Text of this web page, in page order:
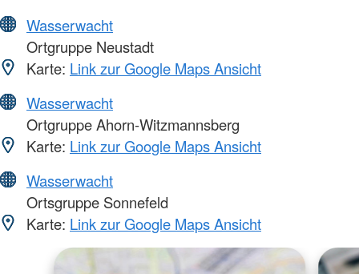
Wasserwacht
Ortgruppe Neustadt
Karte: Link zur Google Maps Ansicht
Wasserwacht
Ortgruppe Ahorn-Witzmannsberg
Karte: Link zur Google Maps Ansicht
Wasserwacht
Ortsgruppe Sonnefeld
Karte: Link zur Google Maps Ansicht